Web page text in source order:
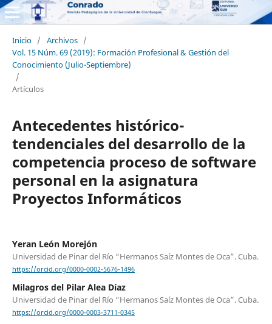
Inicio / Archivos /
Vol. 15 Núm. 69 (2019): Formación Profesional & Gestión del
Conocimiento (Julio-Septiembre)
/
Artículos
Antecedentes histórico-
tendenciales del desarrollo de la
competencia proceso de software
personal en la asignatura
Proyectos Informáticos
Yeran León Morejón
Universidad de Pinar del Río “Hermanos Saíz Montes de Oca”. Cuba.
https://orcid.org/0000-0002-5676-1496
Milagros del Pilar Alea Díaz
Universidad de Pinar del Río “Hermanos Saíz Montes de Oca”. Cuba.
https://orcid.org/0000-0003-3711-0345